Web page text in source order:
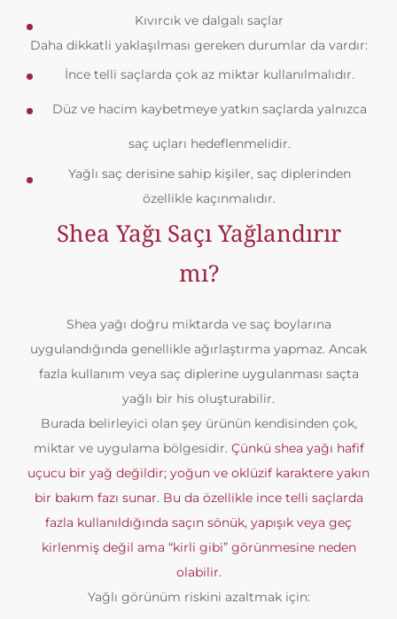
Kıvırcık ve dalgalı saçlar
Daha dikkatli yaklaşılması gereken durumlar da vardır:
İnce telli saçlarda çok az miktar kullanılmalıdır.
Düz ve hacim kaybetmeye yatkın saçlarda yalnızca
saç uçları hedeflenmelidir.
Yağlı saç derisine sahip kişiler, saç diplerinden
özellikle kaçınmalıdır.
Shea Yağı Saçı Yağlandırır
mı?
Shea yağı doğru miktarda ve saç boylarına
uygulandığında genellikle ağırlaştırma yapmaz. Ancak
fazla kullanım veya saç diplerine uygulanması saçta
yağlı bir his oluşturabilir.
Burada belirleyici olan şey ürünün kendisinden çok,
miktar ve uygulama bölgesidir. Çünkü shea yağı hafif
uçucu bir yağ değildir; yoğun ve oklüzif karaktere yakın
bir bakım fazı sunar. Bu da özellikle ince telli saçlarda
fazla kullanıldığında saçın sönük, yapışık veya geç
kirlenmiş değil ama “kirli gibi” görünmesine neden
olabilir.
Yağlı görünüm riskini azaltmak için: